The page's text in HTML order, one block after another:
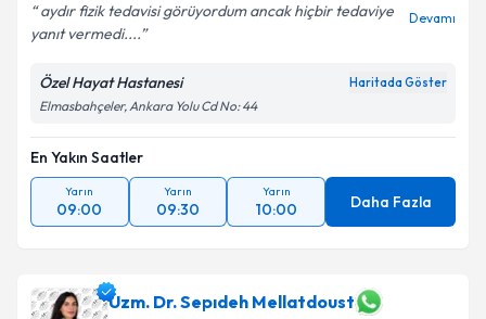
aydır fizik tedavisi görüyordum ancak hiçbir tedaviye
yanıt vermedi....
Devamı
Özel Hayat Hastanesi Haritada Göster
Elmasbahçeler, Ankara Yolu Cd No: 44
En Yakın Saatler
Yarın
09:00
Yarın
09:30
Yarın
10:00 Daha Fazla
Uzm. Dr. Sepıdeh Mellatdoust